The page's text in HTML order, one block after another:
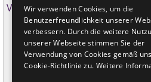
Brautschuhe
Sneaker
Merlet
Nueva Epoca
Vom Übungsschuh ...
Wir verwenden Cookies, um die
Benutzerfreundlichkeit unserer
verbessern. Durch die weitere
unserer Webseite stimmen Sie der
Verwendung von Cookies gemäß
Cookie-Richtlinie zu. Weitere